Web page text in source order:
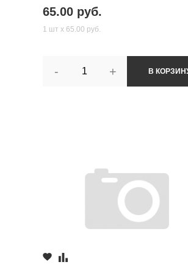
65.00 руб.
1 шт х 65.00 руб.
- + В